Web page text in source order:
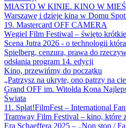
MIASTO W KINIE. KINO W
Warszawę i dzieje kina w Domu
19. Mastercard OFF CAMERA
Węgiel Film Festiwal – święto
Scena Jutra 2026 - o technologii
Spielberg, cenzura, prawa do
odsłania program 14. edycji
Kino, przewińmy do początku
„Patrzysz na ukryte, ono patrzy na
Grand OFF im. Witolda Kona
Świata
11. Splat!FilmFest – International
Tramway Film Festival – kino, które
Era Schaeffera 2025 – „Non stop /